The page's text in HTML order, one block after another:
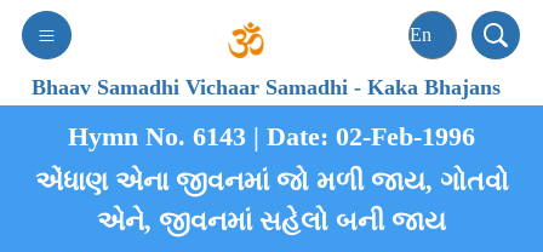
Bhaav Samadhi Vichaar Samadhi-Kaka Bhajans
Hymn No. 6143 | Date: 02-Feb-1996
એંધાણ એના જીવનમાં જો મળી જાય, ગોતવો
એને, જીવનમાં સહેલો બની જાય